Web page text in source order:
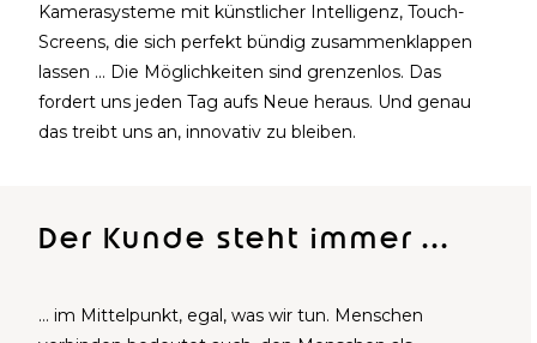
Kamerasysteme mit künstlicher Intelligenz, Touch-
Screens, die sich perfekt bündig zusammenklappen
lassen ... Die Möglichkeiten sind grenzenlos. Das
fordert uns jeden Tag aufs Neue heraus. Und genau
das treibt uns an, innovativ zu bleiben.
Der Kunde steht immer ...
… im Mittelpunkt, egal, was wir tun. Menschen